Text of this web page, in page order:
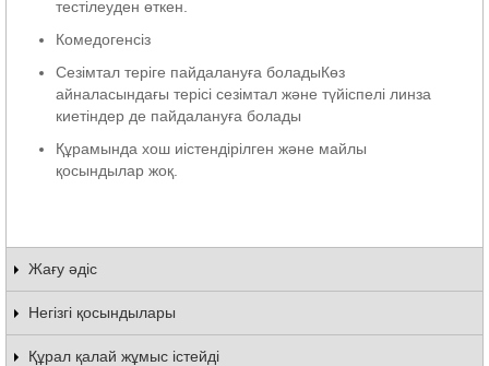
тестілеуден өткен.
Комедогенсіз
Сезімтал теріге пайдалануға боладыКөз
айналасындағы терісі сезімтал және түйіспелі линза
киетіндер де пайдалануға болады
Құрамында хош иістендірілген және майлы
қосындылар жоқ.
Жағу әдіс
Негізгі қосындылары
Құрал қалай жұмыс істейді